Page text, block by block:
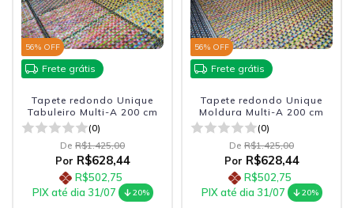
56% OFF
Frete grátis
Tapete redondo Unique
Tabuleiro Multi-A 200 cm
(0)
De R$1.425,00
Por R$628,44
R$502,75
PIX até dia 31/07
20%
56% OFF
Frete grátis
Tapete redondo Unique
Moldura Multi-A 200 cm
(0)
De R$1.425,00
Por R$628,44
R$502,75
PIX até dia 31/07
20%